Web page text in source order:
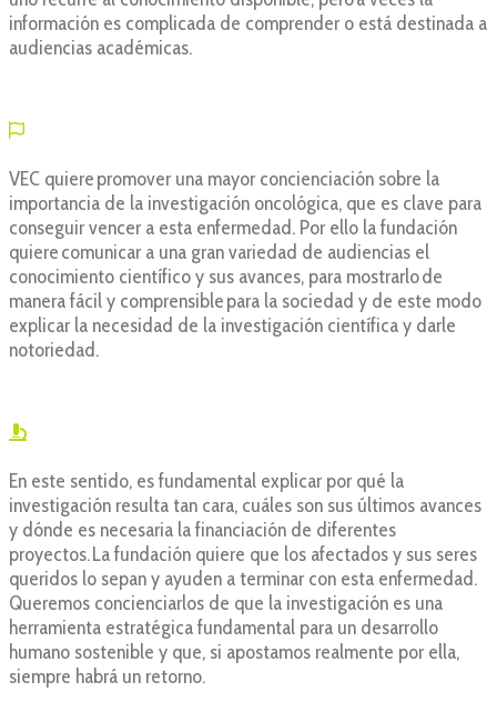
información es complicada de comprender o está destinada a
audiencias académicas.
VEC quiere promover una mayor concienciación sobre la
importancia de la investigación oncológica, que es clave para
conseguir vencer a esta enfermedad. Por ello la fundación
quiere comunicar a una gran variedad de audiencias el
conocimiento científico y sus avances, para mostrarlo de
manera fácil y comprensible para la sociedad y de este modo
explicar la necesidad de la investigación científica y darle
notoriedad.
En este sentido, es fundamental explicar por qué la
investigación resulta tan cara, cuáles son sus últimos avances
y dónde es necesaria la financiación de diferentes
proyectos. La fundación quiere que los afectados y sus seres
queridos lo sepan y ayuden a terminar con esta enfermedad.
Queremos concienciarlos de que la investigación es una
herramienta estratégica fundamental para un desarrollo
humano sostenible y que, si apostamos realmente por ella,
siempre habrá un retorno.